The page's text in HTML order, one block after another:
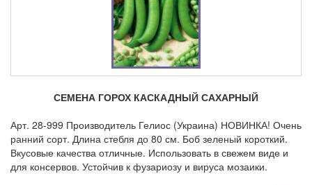
СЕМЕНА ГОРОХ КАСКАДНЫЙ САХАРНЫЙ
Арт. 28-999 Производитель Гелиос (Украина) НОВИНКА! Очень
ранний сорт. Длина стебля до 80 см. Боб зеленый короткий.
Вкусовые качества отличные. Использовать в свежем виде и
для консервов. Устойчив к фузариозу и вируса мозаики.